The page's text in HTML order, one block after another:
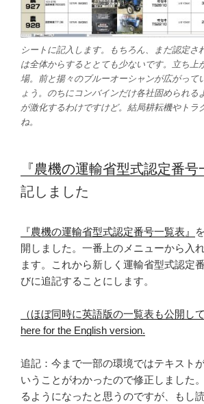
シートに記入します。もちろん、まだ認定さ
は全体からするととても少ないです。立ち上
場。前と揚々のブルーオーシャンが広がって
ょう。のちにコンバインだけ各社固められる
が激化するわけですけど。結局耕耘機やトラ
ね。
『農機の運輸省型式認定番号
記しました
『農機の運輸省型式認定番号一覧表』
開しました。一番上のメニューから入
ます。これから新しく運輸省型式認定
びに追記することにします。
（ほぼ同時に英語版の一覧表も公開し
here for the English version.
追記：今まで一部の環境ではテキスト
いうことがわかったので修正しました
るようになったと思うのですが、もし